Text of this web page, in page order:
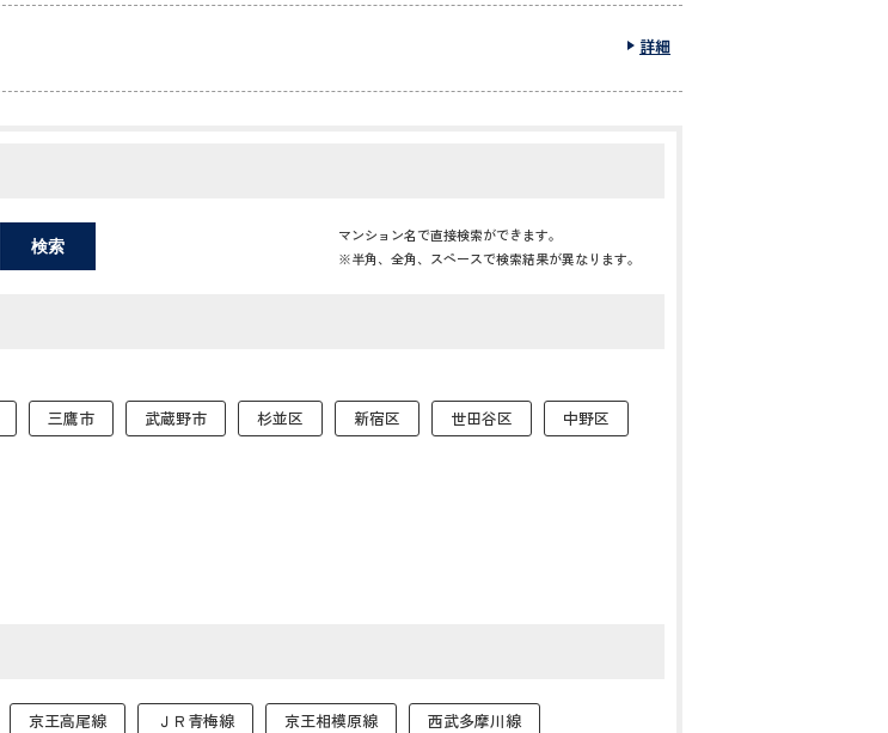
詳細
マンション名で直接検索ができます。
※半角、全角、スペースで検索結果が異なります。
三鷹市 武蔵野市 杉並区 新宿区 世田谷区 中野区
京王高尾線 ＪＲ青梅線 京王相模原線 西武多摩川線